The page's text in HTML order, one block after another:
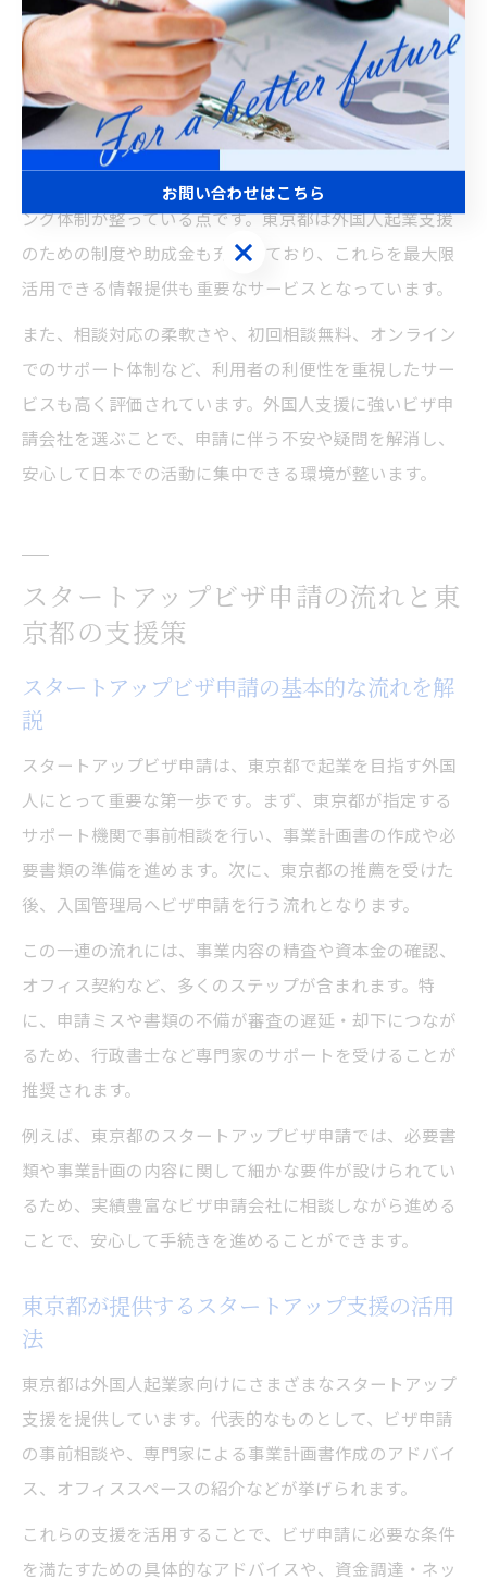
外国人支援で選ばれるビザ申請会社の特徴
外国人起業家や就労希望者に選ばれるビザ申請会社の特
徴は、単なる書類作成だけでなく、言語サポートや生活
支援、スタートアップビザ申請に特化したコンサルティ
ング体制が整っている点です。東京都は外国人起業支援
のための制度や助成金も充実しており、これらを最大限
活用できる情報提供も重要なサービスとなっています。
また、相談対応の柔軟さや、初回相談無料、オンライン
でのサポート体制など、利用者の利便性を重視したサー
ビスも高く評価されています。外国人支援に強いビザ申
請会社を選ぶことで、申請に伴う不安や疑問を解消し、
安心して日本での活動に集中できる環境が整います。
スタートアップビザ申請の流れと東
京都の支援策
スタートアップビザ申請の基本的な流れを解
説
スタートアップビザ申請は、東京都で起業を目指す外国
人にとって重要な第一歩です。まず、東京都が指定する
サポート機関で事前相談を行い、事業計画書の作成や必
要書類の準備を進めます。次に、東京都の推薦を受けた
後、入国管理局へビザ申請を行う流れとなります。
この一連の流れには、事業内容の精査や資本金の確認、
オフィス契約など、多くのステップが含まれます。特
に、申請ミスや書類の不備が審査の遅延・却下につなが
るため、行政書士など専門家のサポートを受けることが
推奨されます。
例えば、東京都のスタートアップビザ申請では、必要書
類や事業計画の内容に関して細かな要件が設けられてい
るため、実績豊富なビザ申請会社に相談しながら進める
ことで、安心して手続きを進めることができます。
東京都が提供するスタートアップ支援の活用
法
東京都は外国人起業家向けにさまざまなスタートアップ
支援を提供しています。代表的なものとして、ビザ申請
の事前相談や、専門家による事業計画書作成のアドバイ
ス、オフィススペースの紹介などが挙げられます。
これらの支援を活用することで、ビザ申請に必要な条件
を満たすための具体的なアドバイスや、資金調達・ネッ
お問い合わせはこちら
お問い合わせはこちら